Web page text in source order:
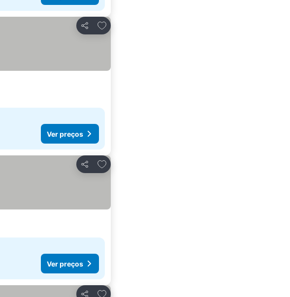
Partilhar
Adicionar aos favoritos
Ver preços
Partilhar
Adicionar aos favoritos
Ver preços
Adicionar aos favoritos